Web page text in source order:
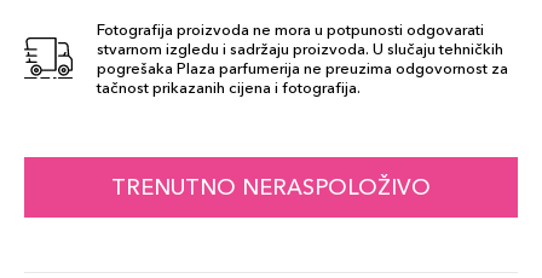
Fotografija proizvoda ne mora u potpunosti odgovarati
stvarnom izgledu i sadržaju proizvoda. U slučaju tehničkih
pogrešaka Plaza parfumerija ne preuzima odgovornost za
tačnost prikazanih cijena i fotografija.
TRENUTNO NERASPOLOŽIVO